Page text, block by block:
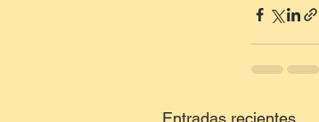
Entradas recientes